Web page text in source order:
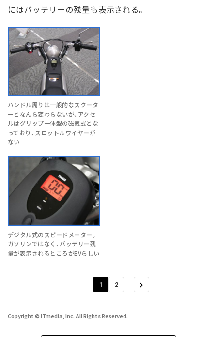
にはバッテリーの残量も表示される。
ハンドル周りは一般的なスクータ
ーとなんら変わらないが、アクセ
ルはグリップ一体型の磁気式とな
っており、スロットルワイヤーが
ない
デジタル式のスピードメーター。
ガソリンではなく、バッテリー残
量が表示されるところがEVらしい
1 2
Copyright © ITmedia, Inc. All Rights Reserved.